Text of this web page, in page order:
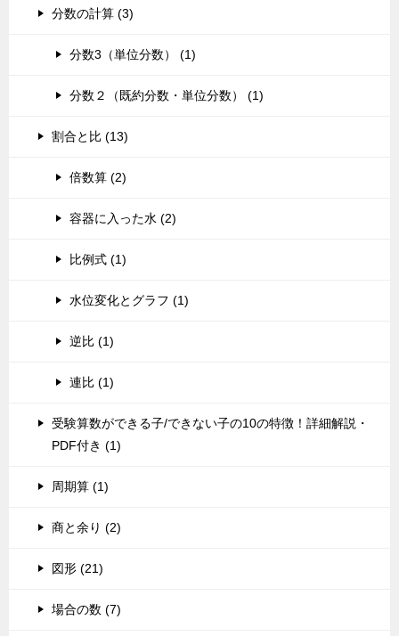
分数の計算 (3)
分数3（単位分数） (1)
分数２（既約分数・単位分数） (1)
割合と比 (13)
倍数算 (2)
容器に入った水 (2)
比例式 (1)
水位変化とグラフ (1)
逆比 (1)
連比 (1)
受験算数ができる子/できない子の10の特徴！詳細解説・
PDF付き (1)
周期算 (1)
商と余り (2)
図形 (21)
場合の数 (7)